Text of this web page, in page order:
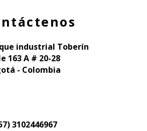
industrial Toberín
163 A # 20-28
- Colombia
3102446967